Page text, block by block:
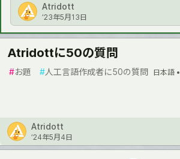
Atridott
’23年5月13日
Atridottに50の質問
#お題 #人工言語作成者に50の質問 日本語 •
Atridott
’24年5月4日